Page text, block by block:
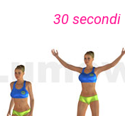
30 secondi